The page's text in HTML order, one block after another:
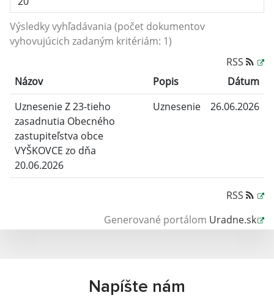
Výsledky vyhľadávania (počet dokumentov
vyhovujúcich zadaným kritériám: 1)
RSS
Názov
Popis
Dátum
Uznesenie Z 23-tieho
zasadnutia Obecného
zastupiteľstva obce
VYŠKOVCE zo dňa
20.06.2026
Uznesenie 26.06.2026
RSS
Generované portálom Uradne.sk
Napíšte nám